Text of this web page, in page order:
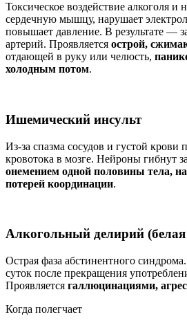
Токсическое воздействие алкоголя и
сердечную мышцу, нарушает
повышает давление. В результате —
артерий. Проявляется острой,
отдающей в руку или челюсть,
холодным потом.
Ишемический инсульт
Из-за спазма сосудов и густой крови
кровотока в мозге. Нейроны гибнут
онемением одной половины тела,
потерей координации.
Алкогольный делирий
Острая фаза абстинентного
суток после прекращения
Проявляется галлюцинациями,
Когда полегчает